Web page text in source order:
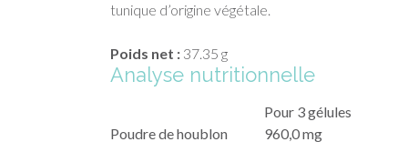
tunique d’origine végétale.
Poids net : 37.35 g
Analyse nutritionnelle
Pour 3 gélules
Poudre de houblon
960,0 mg